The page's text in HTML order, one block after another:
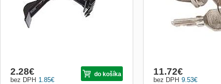
1.85€
bez DPH
2.28€ do košíka
9.53€
bez DPH
11.72€